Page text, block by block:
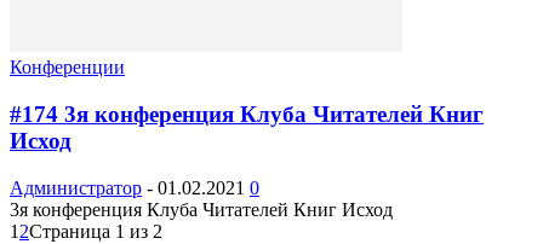
Конференции
#174 3я конференция Клуба Читателей Книг
Исход
Администратор - 01.02.2021 0
3я конференция Клуба Читателей Книг Исход
1 2Страница 1 из 2